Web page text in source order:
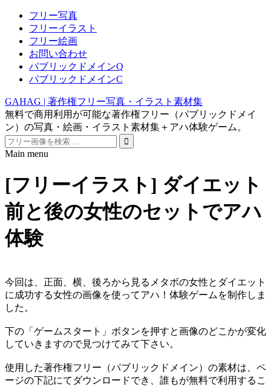
フリー写真
フリーイラスト
フリー絵画
お問い合わせ
パブリックドメインQ
パブリックドメインC
GAHAG | 著作権フリー写真・イラスト素材集
無料で商用利用が可能な著作権フリー（パブリックドメイ
ン）の写真・絵画・イラスト素材集＋アハ体験ゲーム。
Search
for:
Main menu
content
[フリーイラスト] ダイエット
前と後の女性のセットでアハ
体験
今回は、正面、横、後ろから見るメタボの女性とダイエット
に成功する女性の画像を使ってアハ！体験ゲームを制作しま
した。
下の「ゲームスタート」ボタンを押すと画像のどこかが変化
していきますので見つけてみて下さい。
使用した著作権フリー（パブリックドメイン）の素材は、ペ
ージの下記にてダウンロードでき、誰もが無料で利用するこ